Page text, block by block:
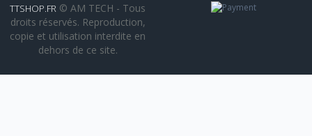
TTSHOP.FR © AM TECH - Tous
droits réservés. Reproduction,
copie et utilisation interdite en
dehors de ce site.